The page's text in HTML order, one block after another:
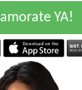
YA!